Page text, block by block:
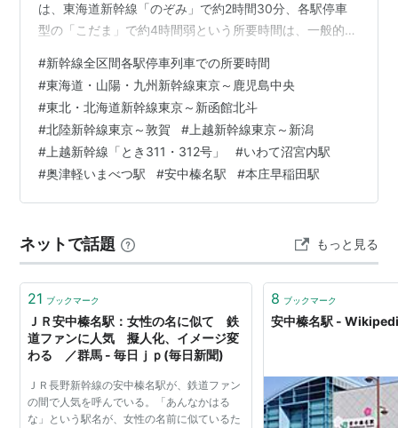
は、東海道新幹線「のぞみ」で約2時間30分、各駅停車
型の「こだま」で約4時間弱という所要時間は、一般的に
陽・九州新幹線で鹿児島中央まで、また東北・北海道新
幹線で新函館北斗まで、北陸・上越新幹線で敦賀・新潟
まで、新幹線の全駅に停車する各駅停車型列車では何時
間程度の所要時間でしょうか。 実際に東京～鹿児島中央
を全駅停車の「こだま」「つばめ」等で乗り継いでいく
人はいないでしょうが、速達列車の時間を踏…
#新幹線全区間各駅停車列車での所要時間
#東海道・山陽・九州新幹線東京～鹿児島中央
#東北・北海道新幹線東京～新函館北斗
#北陸新幹線東京～敦賀 # 上越新幹線東京～新潟
# 上越新幹線「とき311・312号」 #いわて沼宮内駅
#奥津軽いまべつ駅 #安中榛名駅 #本庄早稲田駅
ネットで話題 もっと見る
21 ブックマーク
ＪＲ安中榛名駅：女性の名に似て 鉄
道ファンに人気 擬人化、イメージ変
わる ／群馬 - 毎日ｊｐ(毎日新聞)
ＪＲ長野新幹線の安中榛名駅が、鉄道ファン
の間で人気を呼んでいる。「あんなかはる
な」という駅名が、女性の名前に似ているた
8 ブックマーク
安中榛名駅 -